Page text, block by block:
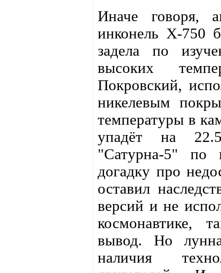
Иначе говоря,
инконель X-750
задела по
высоких
Покровский,
никелевым
температуры в
упадёт на
"Сатурна-5" по
догадку про
оставил
версий и не
космонавтике,
вывод. Но
наличия